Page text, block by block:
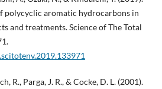
polycyclic aromatic hydrocarbons in
and treatments. Science of The Total
R., Parga, J. R., & Cocke, D. L. (2001).